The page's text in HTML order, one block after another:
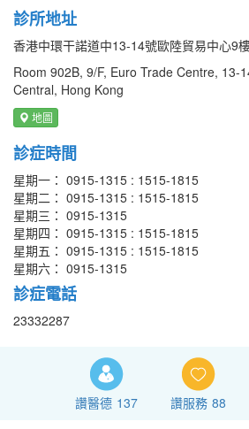
診所地址
香港中環干諾道中13-14號歐陸貿易中心9
Room 902B, 9/F, Euro Trade Centre, 13-
Central, Hong Kong
地圖
診症時間
星期一： 0915-1315 : 1515-1815
星期二： 0915-1315 : 1515-1815
星期三： 0915-1315
星期四： 0915-1315 : 1515-1815
星期五： 0915-1315 : 1515-1815
星期六： 0915-1315
診症電話
23332287
讚醫德 137 讚服務 88